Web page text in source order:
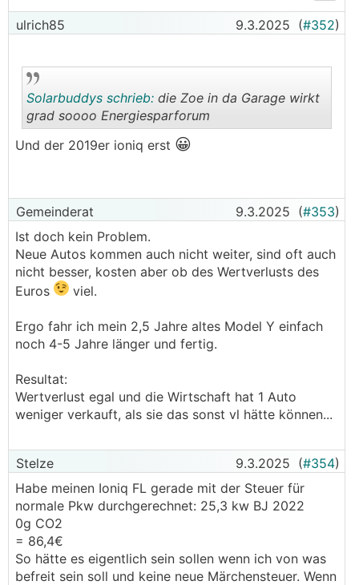
ulrich85 9.3.2025 (#352)
Solarbuddys schrieb: die Zoe in da Garage wirkt
grad soooo Energiesparforum
Und der 2019er ioniq erst 😀
Gemeinderat 9.3.2025 (#353)
Ist doch kein Problem.
Neue Autos kommen auch nicht weiter, sind oft auch
nicht besser, kosten aber ob des Wertverlusts des
Euros
viel.
Ergo fahr ich mein 2,5 Jahre altes Model Y einfach
noch 4-5 Jahre länger und fertig.
Resultat:
Wertverlust egal und die Wirtschaft hat 1 Auto
weniger verkauft, als sie das sonst vl hätte können...
Stelze 9.3.2025 (#354)
Habe meinen Ioniq FL gerade mit der Steuer für
normale Pkw durchgerechnet: 25,3 kw BJ 2022
0g CO2
= 86,4€
So hätte es eigentlich sein sollen wenn ich von was
befreit sein soll und keine neue Märchensteuer. Wenn